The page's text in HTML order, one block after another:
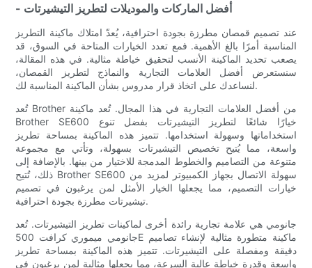
- أفضل الماركات والموديلات لتطريز التيشيرتات
عند تصميم قمصان مطرزة بجودة احترافية، يُعدّ امتلاك ماكينة التطريز
المناسبة أمرًا بالغ الأهمية. فمع تعدد الخيارات المتاحة في السوق، قد
يصعب تحديد الماكينة الأنسب لتحقيق خياطة مثالية. في هذه المقالة،
سنستعرض أفضل العلامات التجارية والنماذج لتطريز القمصان،
لنساعدك على اتخاذ قرار مدروس بشأن الماكينة المناسبة لك.
تُعد Brother من أفضل العلامات التجارية في هذا المجال. تُعد ماكينة
Brother SE600 خيارًا شائعًا لتطريز التيشيرتات بفضل تنوع
استخداماتها وسهولة استخدامها. تتميز هذه الماكينة بمساحة تطريز
واسعة، مما يُتيح تخصيص التيشيرتات بسهولة، وتأتي مع مجموعة
متنوعة من التصاميم والخطوط المدمجة للاختيار من بينها. بالإضافة إلى
ذلك، تُتيح Brother SE600 سهولة الاتصال بجهاز الكمبيوتر لمزيد من
خيارات التصميم، مما يجعلها الخيار الأمثل لمن يرغبون في تصميم
تيشيرتات مطرزة بجودة احترافية.
جانومي هي علامة تجارية رائدة أخرى لماكينات تطريز التيشيرتات. تُعد
جانومي ميموري كرافت 500E ماكينة متطورة مثالية لإنشاء تصاميم
دقيقة ومفصلة على التيشيرتات. تتميز هذه الماكينة بمساحة تطريز
واسعة وقدرة خياطة عالية السرعة، مما يجعلها مثالية لمن يرغبون في